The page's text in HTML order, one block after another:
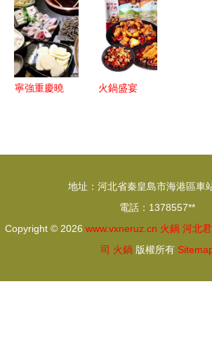
精品水牛毛
肚究竟如
何？
元四人套餐
0元搶！
寧強重慶曉
火鍋盛宴
地址：河北省秦皇島市海港區車
電話：1378557**
Copyright © 2026 www.vxneruz.cn 火鍋 河北
司 火鍋 版權所有